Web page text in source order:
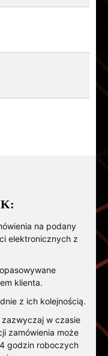
na podany
elektronicznych z
klienta.
z ich kolejnością.
zazwyczaj w czasie
zamówienia może
godzin roboczych